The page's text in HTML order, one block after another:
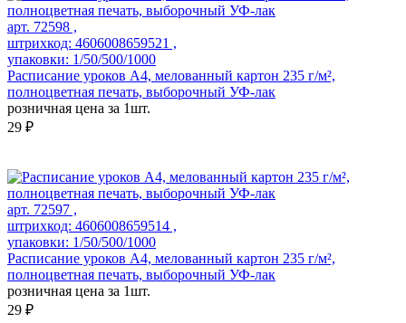
арт. 72598 ,
штрихкод: 4606008659521 ,
упаковки: 1/50/500/1000
Расписание уроков А4, мелованный картон 235 г/м²,
полноцветная печать, выборочный УФ-лак
розничная цена за 1шт.
29 ₽
арт. 72597 ,
штрихкод: 4606008659514 ,
упаковки: 1/50/500/1000
Расписание уроков А4, мелованный картон 235 г/м²,
полноцветная печать, выборочный УФ-лак
розничная цена за 1шт.
29 ₽